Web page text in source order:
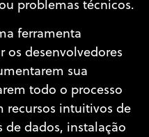
problemas técnicos.
ferramenta
os desenvolvedores
sua
todo o processo
recursos intuitivos de
de dados, instalação